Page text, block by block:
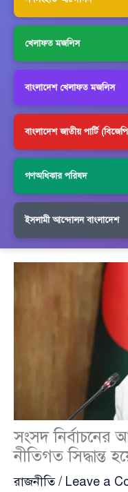
খেলাফত মজলিস
বাংলাদেশ খেলাফত মজলিস
বাংলাদেশ জাতীয় পার্টি
গণঅধিকার পরিষদ
ইসলামী আন্দোলন বাংলাদেশ
সংসদ নির্বাচনের
নীতিগত সিদ্ধান্ত
রাজনীতি/ Leave a